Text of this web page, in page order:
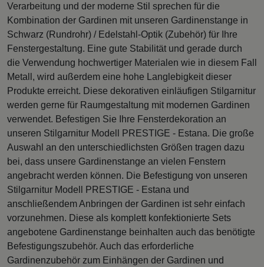
Verarbeitung und der moderne Stil sprechen für die
Kombination der Gardinen mit unseren Gardinenstange in
Schwarz (Rundrohr) / Edelstahl-Optik (Zubehör) für Ihre
Fenstergestaltung. Eine gute Stabilität und gerade durch
die Verwendung hochwertiger Materialen wie in diesem Fall
Metall, wird außerdem eine hohe Langlebigkeit dieser
Produkte erreicht. Diese dekorativen einläufigen Stilgarnitur
werden gerne für Raumgestaltung mit modernen Gardinen
verwendet. Befestigen Sie Ihre Fensterdekoration an
unseren Stilgarnitur Modell PRESTIGE - Estana. Die große
Auswahl an den unterschiedlichsten Größen tragen dazu
bei, dass unsere Gardinenstange an vielen Fenstern
angebracht werden können. Die Befestigung von unseren
Stilgarnitur Modell PRESTIGE - Estana und
anschließendem Anbringen der Gardinen ist sehr einfach
vorzunehmen. Diese als komplett konfektionierte Sets
angebotene Gardinenstange beinhalten auch das benötigte
Befestigungszubehör. Auch das erforderliche
Gardinenzubehör zum Einhängen der Gardinen und